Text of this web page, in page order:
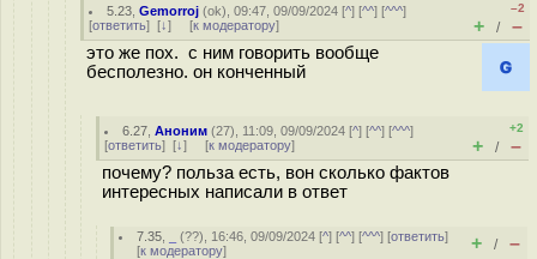
5.23 ,Gemorroj (ok), 09:47, 09/09/2024 [^] [^^] [^^^]
[ответить] [↓] [к модератору]
–2
+ / –
это же пох. с ним говорить вообще
бесполезно. он конченный
6.27 ,Аноним (27), 11:09, 09/09/2024 [^] [^^] [^^^]
[ответить] [↓] [к модератору]
+2
+ / –
почему? польза есть, вон сколько фактов
интересных написали в ответ
7.35 (??), 16:46, 09/09/2024 [^] [^^] [^^^] [ответить]
[к модератору] + / –